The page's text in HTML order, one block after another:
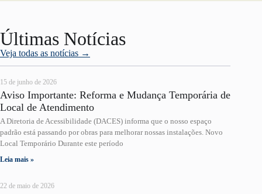
Últimas Notícias
Veja todas as notícias →
Aviso Importante: Reforma e Mudança Temporária de
Local de Atendimento
15 de junho de 2026
A Diretoria de Acessibilidade (DACES) informa que o nosso espaço
padrão está passando por obras para melhorar nossas instalações. Novo
Local Temporário Durante este período
Leia mais »
22 de maio de 2026